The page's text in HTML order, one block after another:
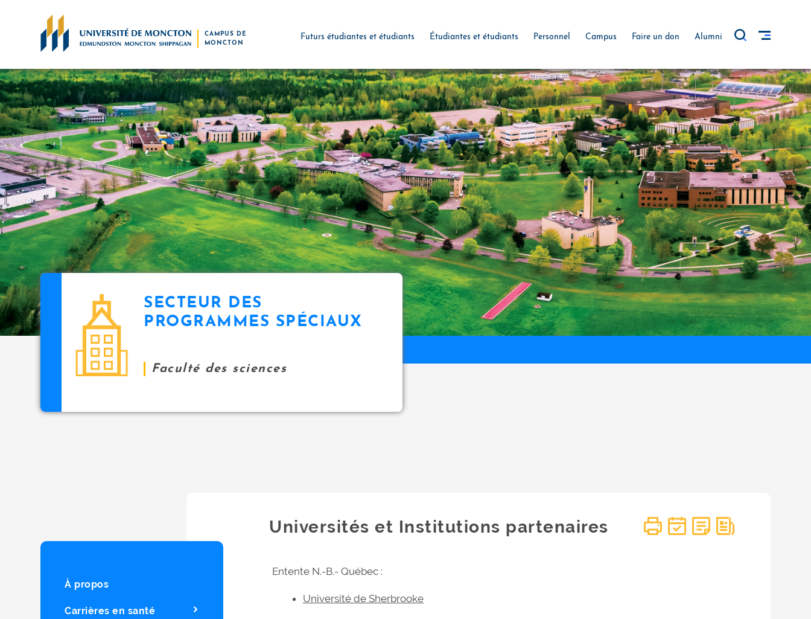
CAMPUS DE
MONCTON
Futurs étudiantes et étudiants Étudiantes et étudiants Personnel Campus Faire un don Alumni
SECTEUR DES
PROGRAMMES SPÉCIAUX
Faculté des sciences
À propos
Carrières en santé
Universités et Institutions partenaires
Entente N.-B.- Québec :
Université de Sherbrooke